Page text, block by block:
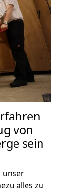
von
sein
unser
alles zu